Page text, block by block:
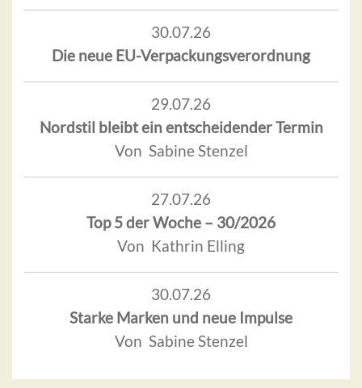
30.07.26
Die neue EU-Verpackungsverordnung
29.07.26
Nordstil bleibt ein entscheidender Termin
Von Sabine Stenzel
27.07.26
Top 5 der Woche – 30/2026
Von Kathrin Elling
30.07.26
Starke Marken und neue Impulse
Von Sabine Stenzel